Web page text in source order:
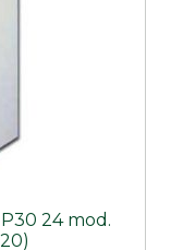
24 mod.